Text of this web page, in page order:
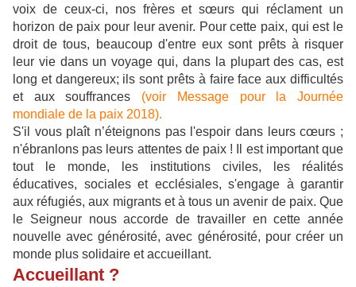
voix de ceux-ci, nos frères et sœurs qui réclament un
horizon de paix pour leur avenir. Pour cette paix, qui est le
droit de tous, beaucoup d'entre eux sont prêts à risquer
leur vie dans un voyage qui, dans la plupart des cas, est
long et dangereux; ils sont prêts à faire face aux difficultés
et aux souffrances (voir Message pour la Journée
mondiale de la paix 2018).
S'il vous plaît n’éteignons pas l'espoir dans leurs cœurs ;
n'ébranlons pas leurs attentes de paix ! Il est important que
tout le monde, les institutions civiles, les réalités
éducatives, sociales et ecclésiales, s'engage à garantir
aux réfugiés, aux migrants et à tous un avenir de paix. Que
le Seigneur nous accorde de travailler en cette année
nouvelle avec générosité, avec générosité, pour créer un
monde plus solidaire et accueillant.
Accueillant ?